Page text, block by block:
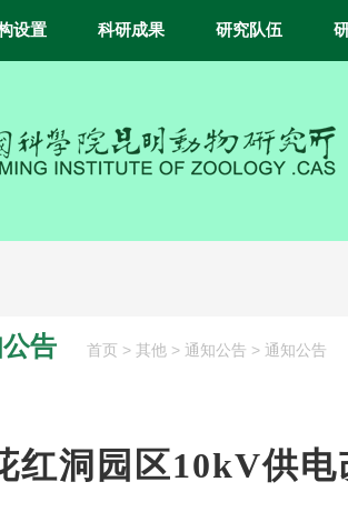
设置 科研成果 研究队伍
告 首页 > 其他 > 通知公告 > 通知公告
红洞园区10kV供